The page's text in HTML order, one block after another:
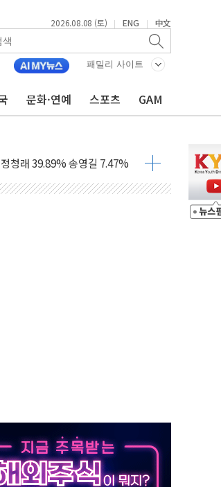
2026.08.08 (토) | ENG | 中文
패밀리 사이트
문화·연예 스포츠 GAM
후보
vs 42.08%
정청래 42.08%
청래 39.89% 송영길 7.47%
강한 비 이어져
여 사망
연대로 목소리 내야"
구 가동